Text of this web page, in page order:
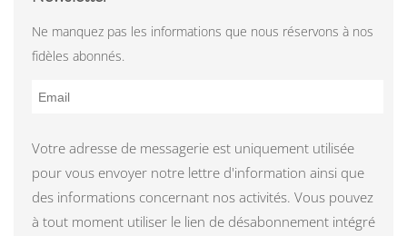
Ne manquez pas les informations que nous réservons à nos
fidèles abonnés.
Votre adresse de messagerie est uniquement utilisée
pour vous envoyer notre lettre d'information ainsi que
des informations concernant nos activités. Vous pouvez
à tout moment utiliser le lien de désabonnement intégré